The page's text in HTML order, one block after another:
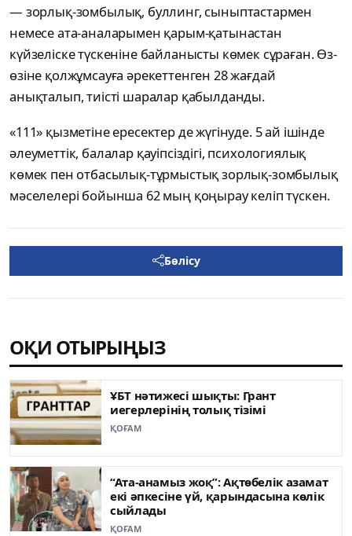
— зорлық-зомбылық, буллинг, сыныптастармен
немесе ата-аналарымен қарым-қатынастан
күйзеліске түскеніне байланысты көмек сұраған. Өз-
өзіне қолжұмсауға әрекеттенген 28 жағдай
анықталып, тиісті шаралар қабылданды.
«111» қызметіне ересектер де жүгінуде. 5 ай ішінде
әлеуметтік, балалар қауіпсіздігі, психологиялық
көмек пен отбасылық-тұрмыстық зорлық-зомбылық
мәселелері бойынша 62 мың қоңырау келіп түскен.
Бөлісу
ОҚИ ОТЫРЫҢЫЗ
ҰБТ нәтижесі шықты: Грант
иегерлерінің толық тізімі
ҚОҒАМ
“Ата-анамыз жоқ”: Ақтөбелік азамат
екі әпкесіне үй, қарындасына көлік
сыйлады
ҚОҒАМ